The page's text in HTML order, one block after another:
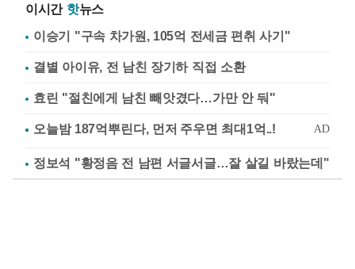
이시간 핫뉴스
이승기 "구속 차가원, 105억 전세금 편취 사기"
결별 아이유, 전 남친 장기하 직접 소환
효린 "절친에게 남친 빼앗겼다…가만 안 둬"
정보석 "황정음 전 남편 서글서글…잘 살길 바랐는데"